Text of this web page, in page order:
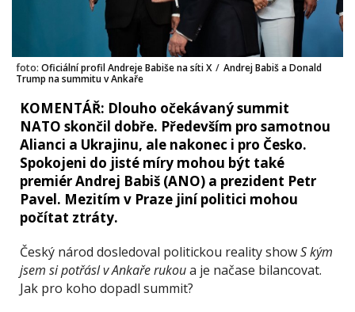
foto: Oficiální profil Andreje Babiše na síti X / Andrej Babiš a Donald
Trump na summitu v Ankaře
KOMENTÁŘ: Dlouho očekávaný summit
NATO skončil dobře. Především pro samotnou
Alianci a Ukrajinu, ale nakonec i pro Česko.
Spokojeni do jisté míry mohou být také
premiér Andrej Babiš (ANO) a prezident Petr
Pavel. Mezitím v Praze jiní politici mohou
počítat ztráty.
Český národ dosledoval politickou reality showS kým
jsem si potřásl v Ankaře rukoua je načase bilancovat.
Jak pro koho dopadl summit?